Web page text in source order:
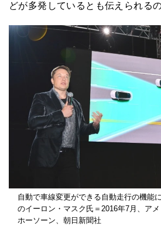
どが多発しているとも伝えられるの
自動で車線変更ができる自動走行の機能
のイーロン・マスク氏＝2016年7月、ア
ホーソーン、朝日新聞社